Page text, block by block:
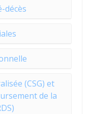
décès
(CSG) et
de la